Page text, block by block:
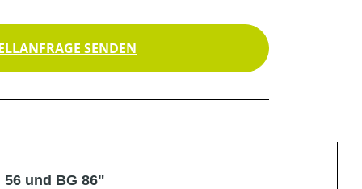
SENDEN
und BG 86"